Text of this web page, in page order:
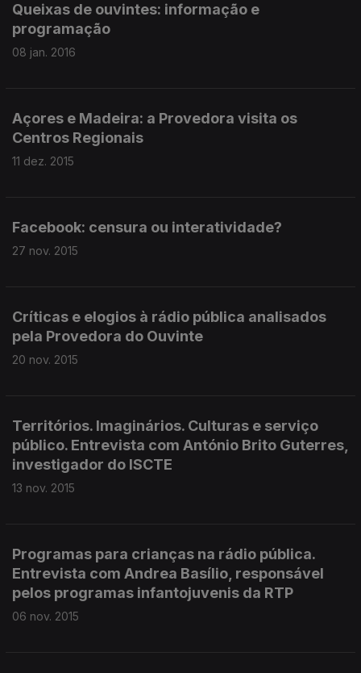
Queixas de ouvintes: informação e
programação
08 jan. 2016
Açores e Madeira: a Provedora visita os
Centros Regionais
11 dez. 2015
Facebook: censura ou interatividade?
27 nov. 2015
Críticas e elogios à rádio pública analisados
pela Provedora do Ouvinte
20 nov. 2015
Territórios. Imaginários. Culturas e serviço
público. Entrevista com António Brito Guterres,
investigador do ISCTE
13 nov. 2015
Programas para crianças na rádio pública.
Entrevista com Andrea Basílio, responsável
pelos programas infantojuvenis da RTP
06 nov. 2015